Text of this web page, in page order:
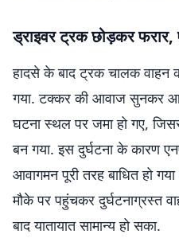
ड्राइवर ट्रक छोड़कर फरार,
हादसे के बाद ट्रक चालक वाहन
गया. टक्कर की आवाज सुनकर
घटना स्थल पर जमा हो गए,
बन गया. इस दुर्घटना के कारण
आवागमन पूरी तरह बाधित हो
मौके पर पहुंचकर दुर्घटनाग्रस्त
बाद यातायात सामान्य हो सका.